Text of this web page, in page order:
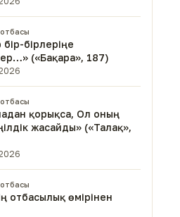
бірлеріңе
(«Бақара», 187)
қорықса, Ол оның
жасайды» («Талақ»,
отбасылық өмірінен